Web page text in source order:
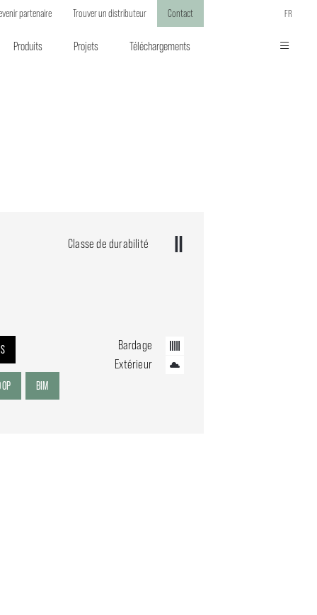
FR
partenaire Trouver un distributeur Contact
Produits Projets Téléchargements
Classe de durabilité
BIM
Bardage
Extérieur